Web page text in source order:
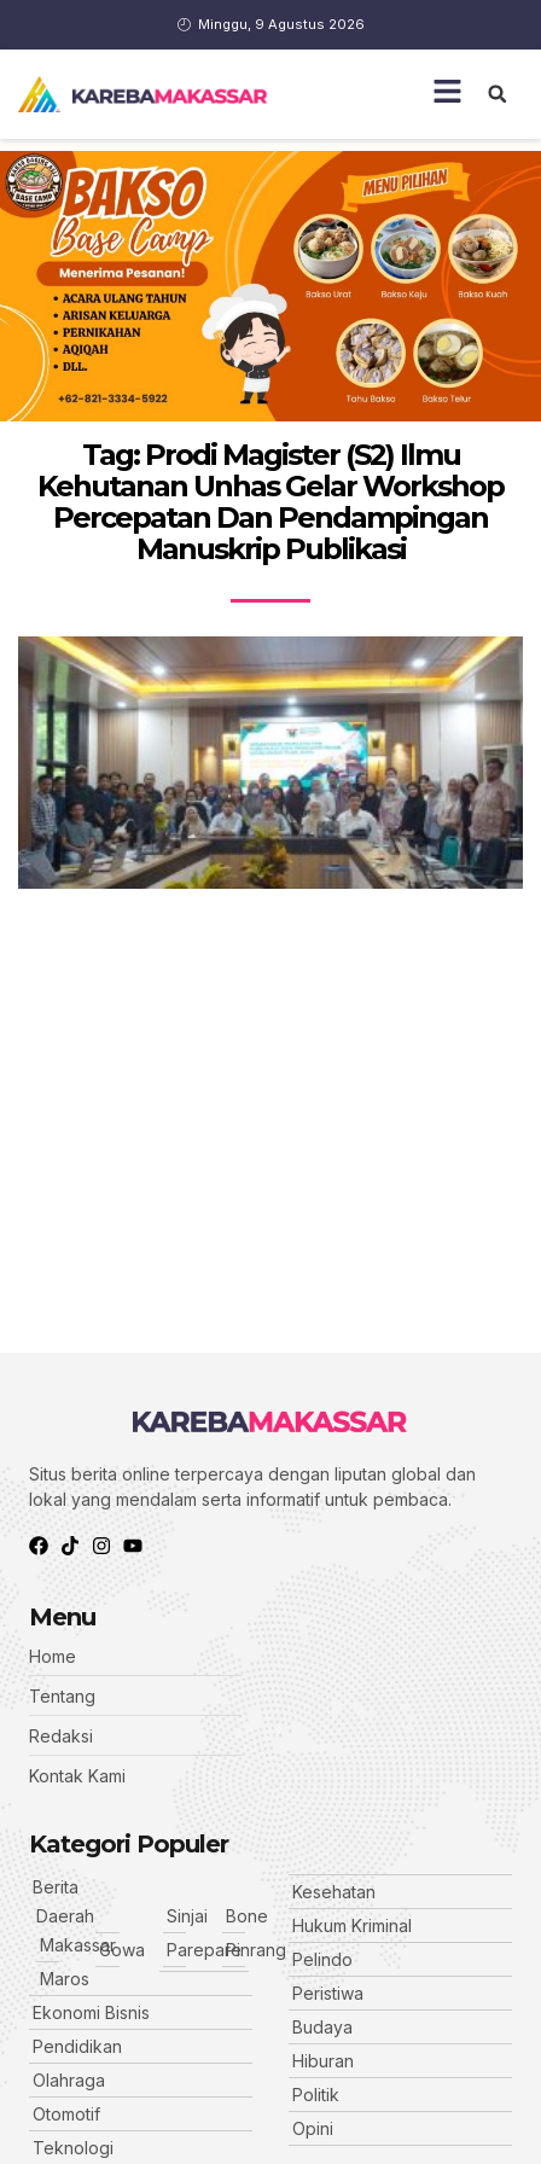
Minggu, 9 Agustus 2026
Tag: Prodi Magister (S2) Ilmu
Kehutanan Unhas Gelar Workshop
Percepatan Dan Pendampingan
Manuskrip Publikasi
Situs berita online terpercaya dengan liputan global dan
lokal yang mendalam serta informatif untuk pembaca.
Menu
Home
Tentang
Redaksi
Kontak Kami
Kategori Populer
Berita
Daerah
Makassar
Maros
Gowa
Sinjai
Parepare
Bone
Pinrang
Ekonomi Bisnis
Pendidikan
Olahraga
Otomotif
Teknologi
Kesehatan
Hukum Kriminal
Pelindo
Peristiwa
Budaya
Hiburan
Politik
Opini